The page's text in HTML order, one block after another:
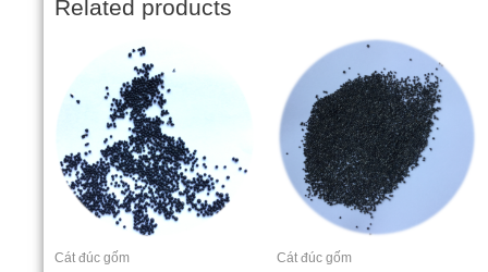
Related products
Cát đúc gốm Cát đúc gốm